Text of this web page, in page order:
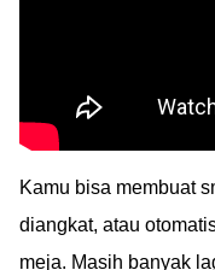
Kamu bisa membuat
diangkat, atau
meja. Masih banyak